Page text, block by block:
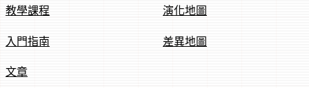
教學課程
入門指南
文章
演化地圖
差異地圖